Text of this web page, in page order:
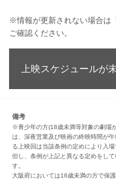
※情報が更新されない場合は
ご確認ください。
上映スケジュールが
備考
※青少年の方(18歳未満等対象の劇場
は、深夜営業及び映画の終映時間が
る上映回は当該条例の定めにより入場
但し、条例が上記と異なる定めをし
す。
大阪府においては16歳未満の方で保